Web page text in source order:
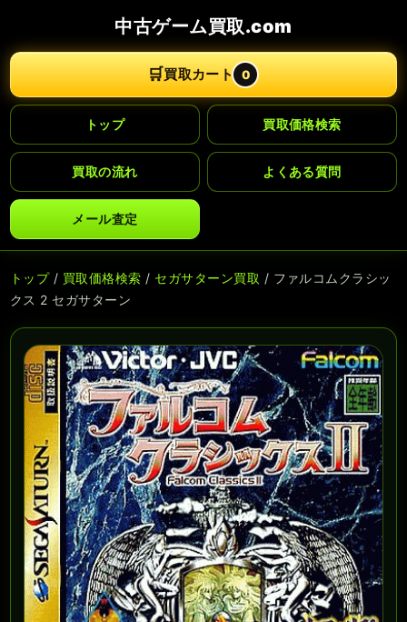
中古ゲーム買取.com
🛒買取カート 0
トップ 買取価格検索
買取の流れ よくある質問
メール査定
トップ/ 買取価格検索 / セガサターン買取 / ファルコムクラシッ
クス 2 セガサターン